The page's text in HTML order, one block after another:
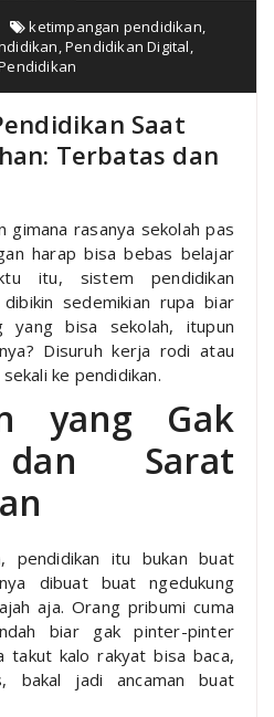
ketimpangan pendidikan
,Pendidikan Digital
Saat
Terbatas dan
gimana rasanya sekolah pas
harap bisa bebas belajar
itu, sistem pendidikan
dibikin sedemikian rupa biar
yang bisa sekolah, itupun
Disuruh kerja rodi atau
ke pendidikan.
yang Gak
Sarat
pendidikan itu bukan buat
dibuat buat ngedukung
aja. Orang pribumi cuma
biar gak pinter-pinter
takut kalo rakyat bisa baca,
bakal jadi ancaman buat